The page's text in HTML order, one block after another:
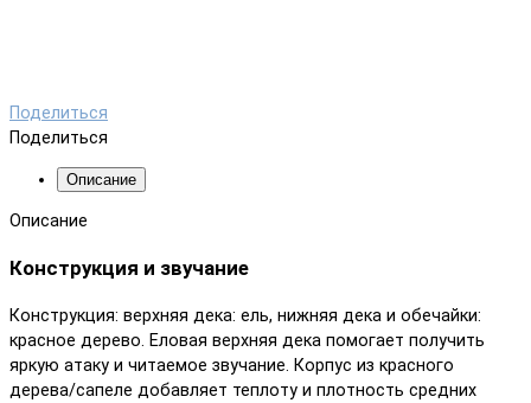
Поделиться
Поделиться
Описание
Описание
Конструкция и звучание
Конструкция: верхняя дека: ель, нижняя дека и обечайки:
красное дерево. Еловая верхняя дека помогает получить
яркую атаку и читаемое звучание. Корпус из красного
дерева/сапеле добавляет теплоту и плотность средних